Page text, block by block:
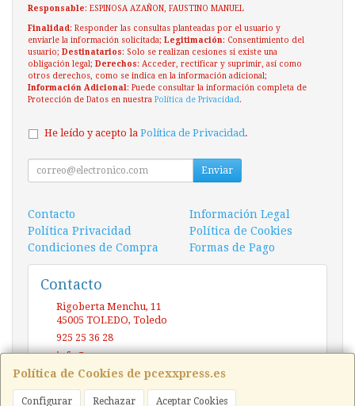
Política de Cookies de pcexxpress.es
Configurar Rechazar Aceptar Cookies
Responsable: ESPINOSA AZAÑON, FAUSTINO MANUEL
Finalidad: Responder las consultas planteadas por el usuario y
enviarle la información solicitada; Legitimación: Consentimiento del
usuario; Destinatarios: Solo se realizan cesiones si existe una
obligación legal; Derechos: Acceder, rectificar y suprimir, así como
otros derechos, como se indica en la información adicional;
Información Adicional : Puede consultar la información completa de
Protección de Datos en nuestra Política de Privacidad .
He leído y acepto la Política de Privacidad.
Enviar
Contacto
Información Legal
Política Privacidad
Política de Cookies
Condiciones de Compra
Formas de Pago
Contacto
Rigoberta Menchu, 11
45005 TOLEDO, Toledo
925 25 36 28
info@pcexxpress.es